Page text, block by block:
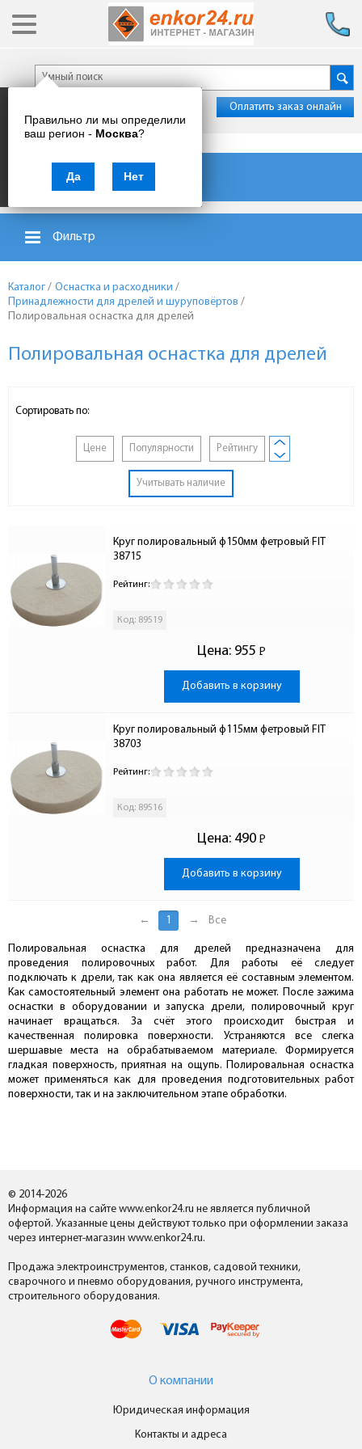
Правильно ли мы определили
ваш регион - Москва?
Да Нет
Оплатить заказ онлайн
Каталог товаров
Фильтр
Каталог / Оснастка и расходники /
Принадлежности для дрелей и шуруповёртов /
Полировальная оснастка для дрелей
Полировальная оснастка для дрелей
Сортировать по:
Цене Популярности Рейтингу
Учитывать наличие
Круг полировальный ф150мм фетровый FIT
38715
Рейтинг:
Код: 89519
Цена: 955 Р
-
Добавить в корзину
Круг полировальный ф115мм фетровый FIT
38703
Рейтинг:
Код: 89516
Цена: 490 Р
-
Добавить в корзину
← 1 → Все
Полировальная оснастка для дрелей предназначена для
проведения полировочных работ. Для работы её следует
подключать к дрели, так как она является её составным элементом.
Как самостоятельный элемент она работать не может. После зажима
оснастки в оборудовании и запуска дрели, полировочный круг
начинает вращаться. За счёт этого происходит быстрая и
качественная полировка поверхности. Устраняются все слегка
шершавые места на обрабатываемом материале. Формируется
гладкая поверхность, приятная на ощупь. Полировальная оснастка
может применяться как для проведения подготовительных работ
поверхности, так и на заключительном этапе обработки.
© 2014-2026
Информация на сайте www.enkor24.ru не является публичной
офертой. Указанные цены действуют только при оформлении заказа
через интернет-магазин www.enkor24.ru.
Продажа электроинструментов, станков, садовой техники,
сварочного и пневмо оборудования, ручного инструмента,
строительного оборудования.
О компании
Юридическая информация
Контакты и адреса